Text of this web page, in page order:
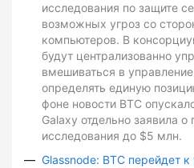
исследования по защите
возможных угроз со
компьютеров. В
будут централизованно
вмешиваться в
определять единую
фоне новости BTC
Galaxy отдельно заявила о
исследования до $5 млн.
Glassnode: BTC перейдет